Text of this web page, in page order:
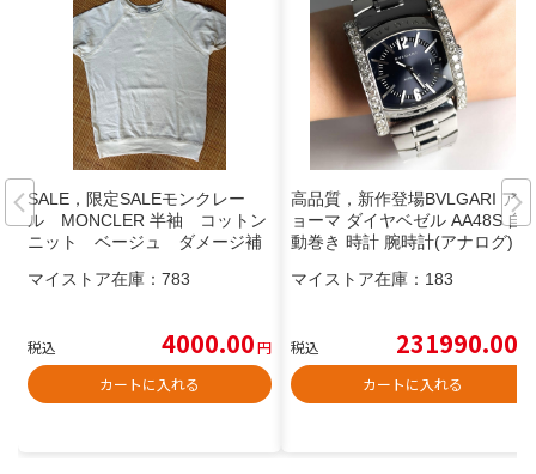
SALE，限定SALEモンクレー
ル MONCLER 半袖 コットン
ニット ベージュ ダメージ補
マイストア在庫： 783
税込 4000.00円
カートに入れる
高品質，新作登場BVLGARI アシ
ョーマ ダイヤベゼル AA48S 自
動巻き 時計 腕時計(アナログ)
マイストア在庫： 183
税込 231990.00
カートに入れる